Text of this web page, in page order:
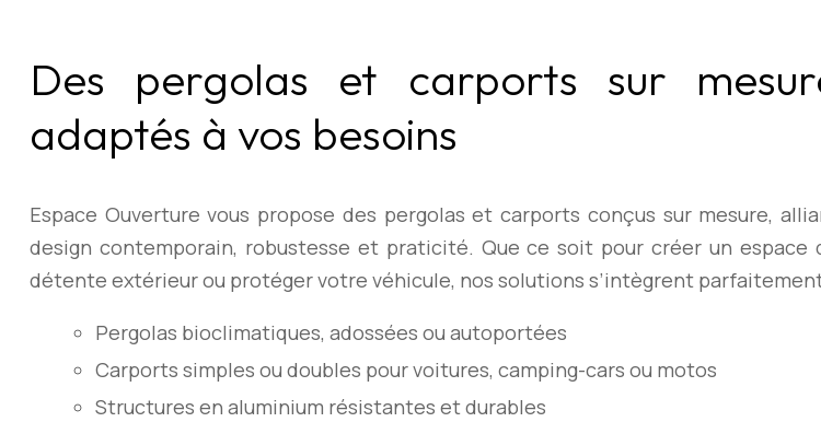
Des pergolas et carports sur
adaptés à vos besoins
Espace Ouverture vous propose des pergolas et carports conçus sur mesure,
design contemporain, robustesse et praticité. Que ce soit pour créer un espace
détente extérieur ou protéger votre véhicule, nos solutions s’intègrent
Pergolas bioclimatiques, adossées ou autoportées
Carports simples ou doubles pour voitures, camping-cars ou motos
Structures en aluminium résistantes et durables